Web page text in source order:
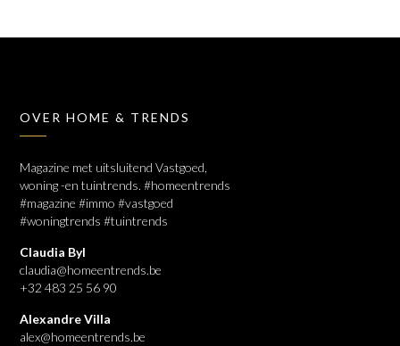
OVER HOME & TRENDS
Magazine met uitsluitend Vastgoed,
woning -en tuintrends. #homeentrends
#magazine #immo #vastgoed
#woningtrends #tuintrends
Claudia Byl
claudia@homeentrends.be
+32 483 25 56 90
Alexandre Villa
alex@homeentrends.be